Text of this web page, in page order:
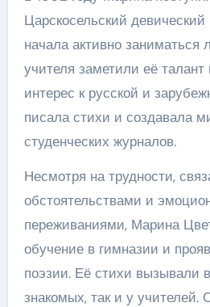
Царскосельский девический
начала активно заниматься
учителя заметили её
интерес к русской и
писала стихи и создавала
студенческих журналов.
Несмотря на трудности,
обстоятельствами и
переживаниями, Марина
обучение в гимназии и
поэзии. Её стихи вызывали
знакомых, так и у учителей.